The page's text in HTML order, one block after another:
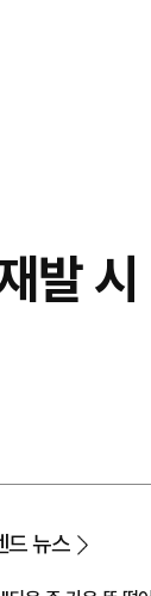
발 시
드 뉴스